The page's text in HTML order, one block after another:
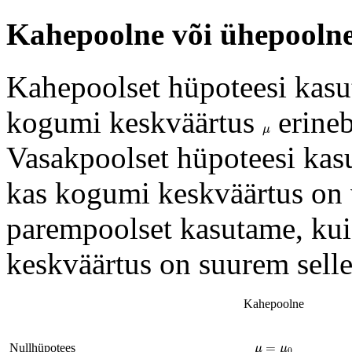
Kahepoolne või
Kahepoolset hüpoteesi
kogumi keskväärtus
μ
μ
Vasakpoolset hüpoteesi
kas kogumi keskväärtus
parempoolset kasutame,
keskväärtus on suurem
Kahepoolne
Nullhüpotees μ = μ
μ=μ 0